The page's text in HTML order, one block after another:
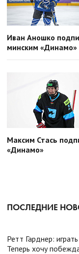
Иван Аношко
минским «Динамо»
Максим Стась
«Динамо»
ПОСЛЕДНИЕ
Ретт Гарднер:
Теперь хочу